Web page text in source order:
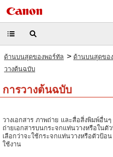
ด้านบนสุดของพอร์ทัล > ด้านบนสุดขอ
วางต้นฉบับ
การวางต้นฉบับ
วางเอกสาร ภาพถ่าย และสื่อสิ่งพิมพ์อื่
ถ่ายเอกสารบนกระจกแท่นวางหรือในตั
เลือกว่าจะใช้กระจกแท่นวางหรือตัวป้อ
ใช้งาน